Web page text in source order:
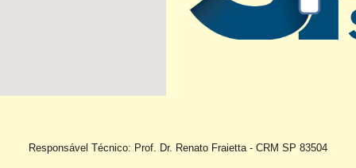
Responsável Técnico: Prof. Dr. Renato Fraietta - CRM SP 83504